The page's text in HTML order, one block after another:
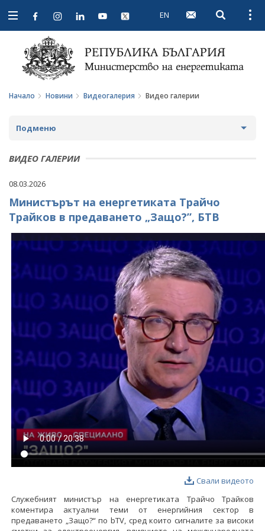
Open
navigation
EN Open
Начало Новини Видеогалерия Видео галерии
Подменю
НОВИНИ
ПРЕДСТОЯЩИ СЪБИТИЯ
ЗА ОБЩЕСТВЕНО ОБСЪЖДАНЕ
ПРОЕКТИ ЗА ОБЩЕСТВЕНО ОБСЪЖДАНЕ
ЗАВЪРШИЛИ ПРОЦЕДУРИ ЗА ОБЩЕСТВЕНО
ИНТЕРВЮТА
ПАРЛАМЕНТАРЕН КОНТРОЛ
ФОТОГАЛЕРИЯ
ВИДЕОГАЛЕРИЯ
ВИДЕО ГАЛЕРИИ
08.03.2026
Министърът на енергетиката Трайчо
Трайков в предаването „Защо?”, БТВ
Свали видеото
Служебният министър на енергетиката Трайчо Трайков
коментира актуални теми от енергийния сектор в
предаването „Защо?“ по bTV, сред които сигналите за високи